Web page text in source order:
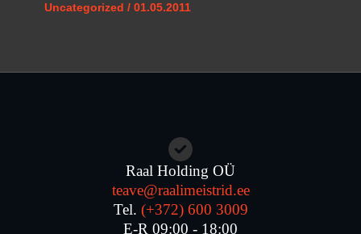
Uncategorized / 01.05.2011
Raal Holding OÜ
teave@raalimeistrid.ee
Tel. (+372) 600 3009
E-R 09:00 - 18:00